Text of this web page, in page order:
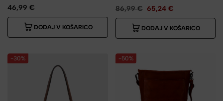
46,99 €
DODAJ V KOŠARICO
86,99€ 65,24 €
DODAJ V KOŠARICO
-30% -50%